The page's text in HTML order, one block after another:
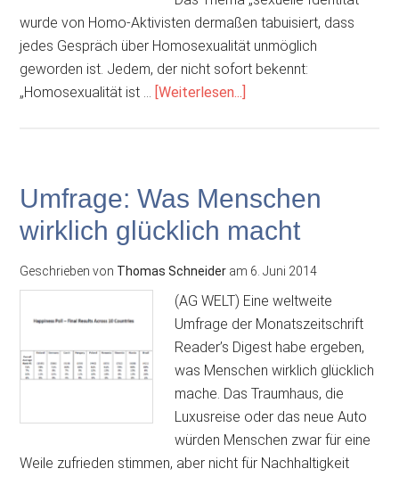
wurde von Homo-Aktivisten dermaßen tabuisiert, dass
jedes Gespräch über Homosexualität unmöglich
geworden ist. Jedem, der nicht sofort bekennt:
„Homosexualität ist … [Weiterlesen...]
Umfrage: Was Menschen
wirklich glücklich macht
Geschrieben von Thomas Schneider am 6. Juni 2014
(AG WELT) Eine weltweite
Umfrage der Monatszeitschrift
Reader’s Digest habe ergeben,
was Menschen wirklich glücklich
mache. Das Traumhaus, die
Luxusreise oder das neue Auto
würden Menschen zwar für eine
Weile zufrieden stimmen, aber nicht für Nachhaltigkeit